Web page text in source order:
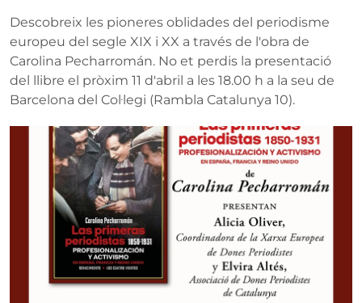
Descobreix les pioneres oblidades del periodisme
europeu del segle XIX i XX a través de l'obra de
Carolina Pecharromán. No et perdis la presentació
del llibre el pròxim 11 d'abril a les 18.00 h a la seu de
Barcelona del Col·legi (Rambla Catalunya 10).